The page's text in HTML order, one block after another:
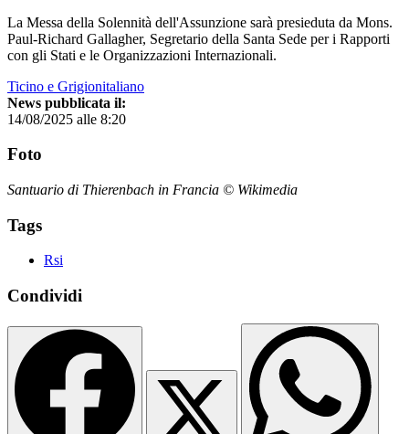
La Messa della Solennità dell'Assunzione sarà presieduta da Mons.
Paul-Richard Gallagher, Segretario della Santa Sede per i Rapporti
con gli Stati e le Organizzazioni Internazionali.
Ticino e Grigionitaliano
News pubblicata il:
14/08/2025 alle 8:20
Foto
Santuario di Thierenbach in Francia © Wikimedia
Tags
Rsi
Condividi